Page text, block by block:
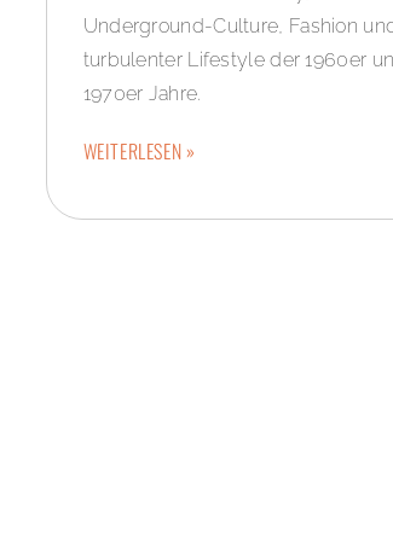
Underground-Culture, Fashion
turbulenter Lifestyle der 1960er
1970er Jahre.
WEITERLESEN »